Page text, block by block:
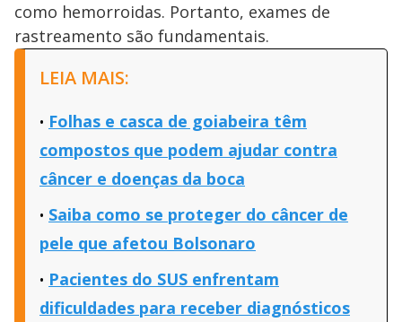
como hemorroidas. Portanto, exames de
rastreamento são fundamentais.
LEIA MAIS:
Folhas e casca de goiabeira têm
compostos que podem ajudar contra
câncer e doenças da boca
Saiba como se proteger do câncer de
pele que afetou Bolsonaro
Pacientes do SUS enfrentam
dificuldades para receber diagnósticos